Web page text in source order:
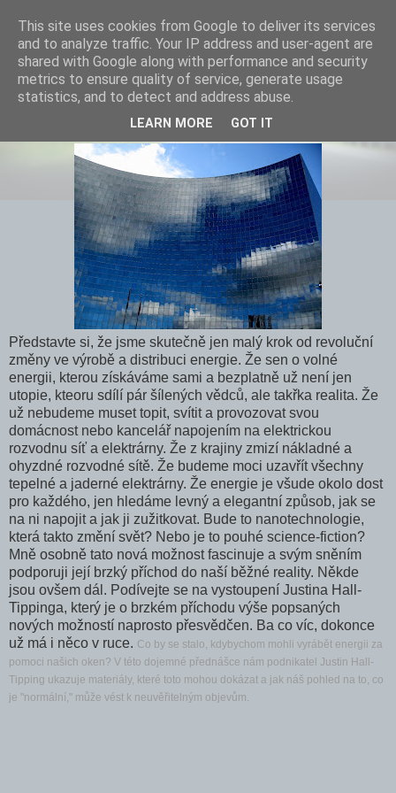
Elektrárna zítřka, je žádná elektrárna
Představte si, že jsme skutečně jen malý krok od revoluční
změny ve výrobě a distribuci energie. Že sen o volné
energii, kterou získáváme sami a bezplatně už není jen
utopie, kteoru sdílí pár šílených vědců, ale takřka realita. Že
už nebudeme muset topit, svítit a provozovat svou
domácnost nebo kancelář napojením na elektrickou
rozvodnu síť a elektrárny. Že z krajiny zmizí nákladné a
ohyzdné rozvodné sítě. Že budeme moci uzavřít všechny
tepelné a jaderné elektrárny. Že energie je všude okolo dost
pro každého, jen hledáme levný a elegantní způsob, jak se
na ni napojit a jak ji zužitkovat. Bude to nanotechnologie,
která takto změní svět? Nebo je to pouhé science-fiction?
Mně osobně tato nová možnost fascinuje a svým sněním
podporuji její brzký příchod do naší běžné reality. Někde
jsou ovšem dál. Podívejte se na vystoupení Justina Hall-
Tippinga, který je o brzkém příchodu výše popsaných
nových možností naprosto přesvědčen. Ba co víc, dokonce
už má i něco v ruce. Co by se stalo, kdybychom mohli vyrábět energii za
pomoci našich oken? V této dojemné přednášce nám podnikatel Justin Hall-
Tipping ukazuje materiály, které toto mohou dokázat a jak náš pohled na to, co
je "normální," může vést k neuvěřitelným objevům.
This site uses cookies from Google to deliver its services
and to analyze traffic. Your IP address and user-agent are
shared with Google along with performance and security
metrics to ensure quality of service, generate usage
statistics, and to detect and address abuse.
LEARN MORE GOT IT